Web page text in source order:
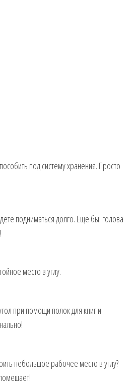
под систему хранения. Просто
подниматься долго. Еще бы: голова
место в углу.
при помощи полок для книг и
небольшое рабочее место в углу?